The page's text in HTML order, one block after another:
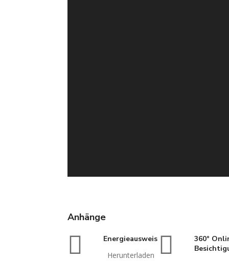
Anhänge
Energieausweis
Herunterladen
360°